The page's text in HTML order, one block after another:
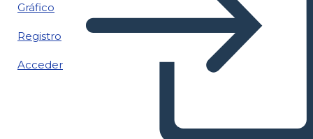
Gráfico
Registro
Acceder